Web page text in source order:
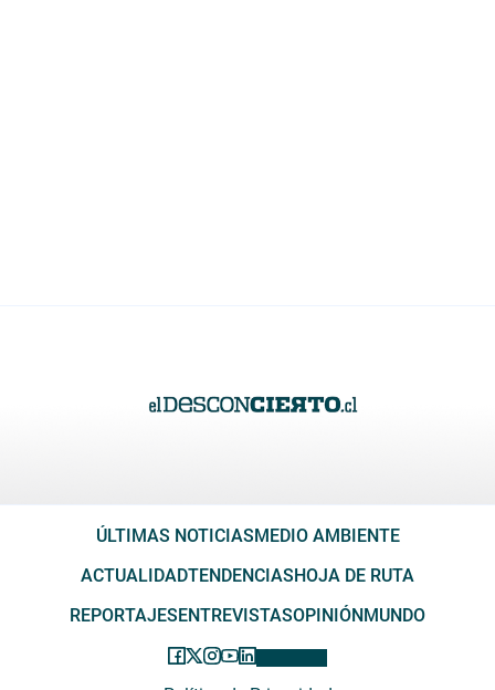
ÚLTIMAS NOTICIAS MEDIO AMBIENTE
ACTUALIDADTENDENCIAS HOJA DE RUTA
REPORTAJES ENTREVISTASOPINIÓN MUNDO